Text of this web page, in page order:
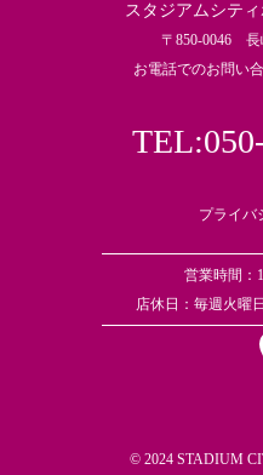
スタジアムシテ
〒850-0046 長
お電話でのお問い
プライバ
営業時間：
店休日：毎週火曜
© 2024 STADIUM